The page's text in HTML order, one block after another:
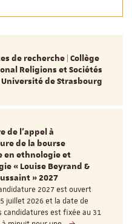
de recherche | Collège
Religions et Sociétés
Université de Strasbourg
de l'appel à
de la bourse
en ethnologie et
« Louise Beyrand &
» 2027
2027 est ouvert
juillet 2026 et la date de
candidatures est fixée au 31